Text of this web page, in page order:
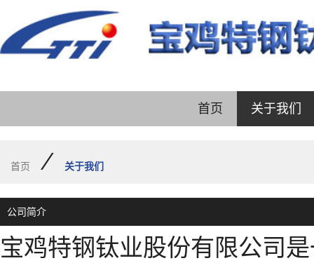
首页 关于我们
首页 / 关于我们
公司简介
宝鸡特钢钛业股份有限公司